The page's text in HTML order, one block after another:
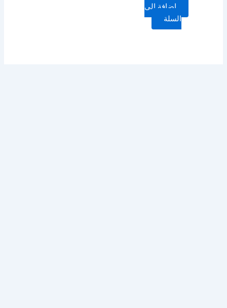
إضافة إلى
السلة